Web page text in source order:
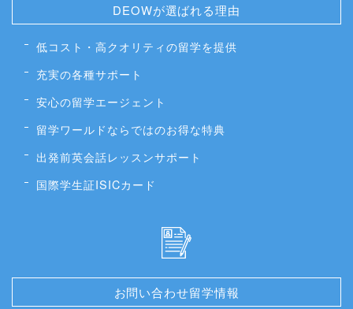
DEOWが選ばれる理由
低コスト・高クオリティの留学を提供
充実の各種サポート
安心の留学エージェント
留学ワールドならではのお得な特典
出発前英会話レッスンサポート
国際学生証ISICカード
お問い合わせ留学情報